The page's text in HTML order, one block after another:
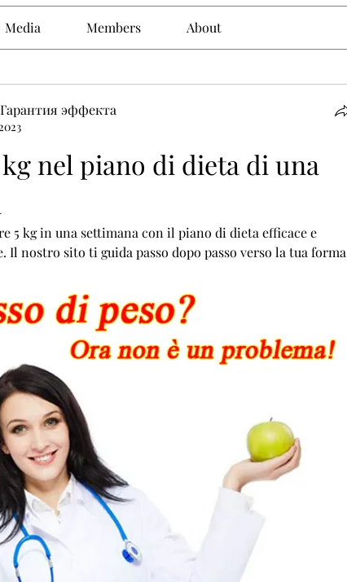
Media Members About
эффекта
kg nel piano di dieta di una
5 kg in una settimana con il piano di dieta efficace e
Il nostro sito ti guida passo dopo passo verso la tua forma